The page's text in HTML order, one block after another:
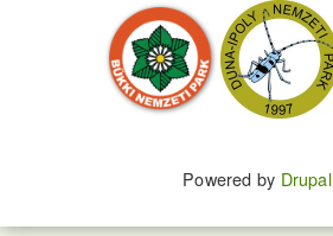
Powered by Drupal